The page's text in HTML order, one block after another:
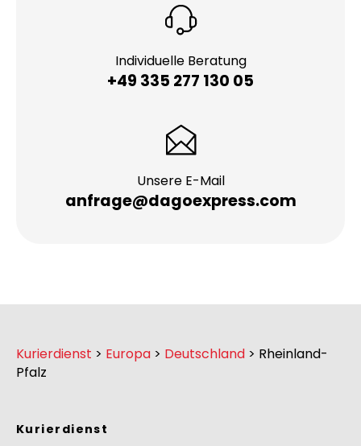
Individuelle Beratung
+49 335 277 130 05
Unsere E-Mail
anfrage@dagoexpress.com
Kurierdienst > Europa > Deutschland > Rheinland-
Pfalz
Kurierdienst